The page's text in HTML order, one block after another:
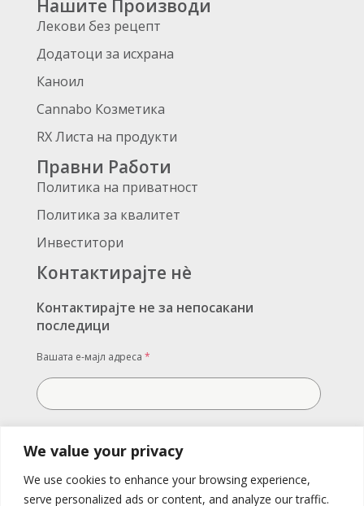
We value your privacy
We use cookies to enhance your browsing experience,
serve personalized ads or content, and analyze our traffic.
Нашите Производи
Лекови без рецепт
Додатоци за исхрана
Каноил
Cannabo Козметика
RX Листа на продукти
Правни Работи
Политика на приватност
Политика за квалитет
Инвеститори
Контактирајте нè
Контактирајте не за непосакани
последици
Вашата е-мајл адреса *